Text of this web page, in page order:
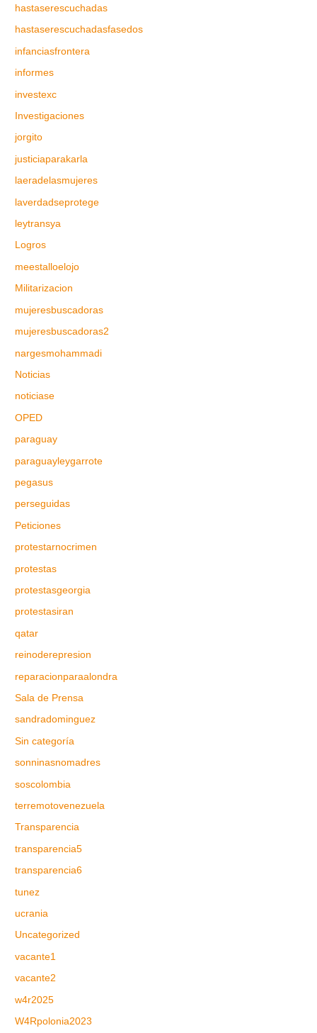
hastaserescuchadas
hastaserescuchadasfasedos
infanciasfrontera
informes
investexc
Investigaciones
jorgito
justiciaparakarla
laeradelasmujeres
laverdadseprotege
leytransya
Logros
meestalloelojo
Militarizacion
mujeresbuscadoras
mujeresbuscadoras2
nargesmohammadi
Noticias
noticiase
OPED
paraguay
paraguayleygarrote
pegasus
perseguidas
Peticiones
protestarnocrimen
protestas
protestasgeorgia
protestasiran
qatar
reinoderepresion
reparacionparaalondra
Sala de Prensa
sandradominguez
Sin categoría
sonninasnomadres
soscolombia
terremotovenezuela
Transparencia
transparencia5
transparencia6
tunez
ucrania
Uncategorized
vacante1
vacante2
w4r2025
W4Rpolonia2023